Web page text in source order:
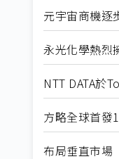
元宇宙商機逐
永光化學熱烈
NTT DATA於
方略全球首
布局垂直市